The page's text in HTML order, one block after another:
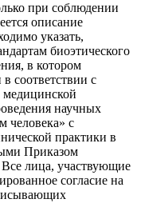
при соблюдении
описание
указать,
биоэтического
в котором
соответствии с
научных
человека» с
практики в
Приказом
лица, участвующие
согласие на